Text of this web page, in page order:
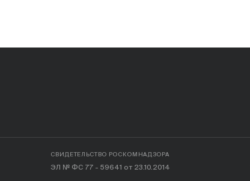
СВИДЕТЕЛЬСТВО РОСКОМНАДЗОРА
ЭЛ № ФС 77 - 59641 от 23.10.2014